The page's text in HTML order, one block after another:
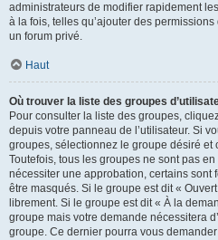
administrateurs de modifier rapidement
à la fois, telles qu’ajouter des
un forum privé.
Haut
Où trouver la liste des groupes
Pour consulter la liste des groupes,
depuis votre panneau de l’utilisateur. Si
groupes, sélectionnez le groupe désiré
Toutefois, tous les groupes ne sont pas
nécessiter une approbation, certains sont
être masqués. Si le groupe est dit «
librement. Si le groupe est dit « À la
groupe mais votre demande nécessitera
groupe. Ce dernier pourra vous